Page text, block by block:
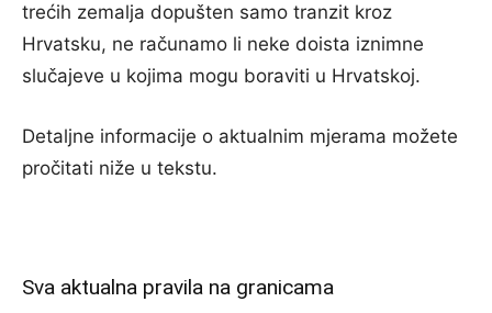
trećih zemalja dopušten samo tranzit kroz
Hrvatsku, ne računamo li neke doista iznimne
slučajeve u kojima mogu boraviti u Hrvatskoj.
Detaljne informacije o aktualnim mjerama možete
pročitati niže u tekstu.
Sva aktualna pravila na granicama